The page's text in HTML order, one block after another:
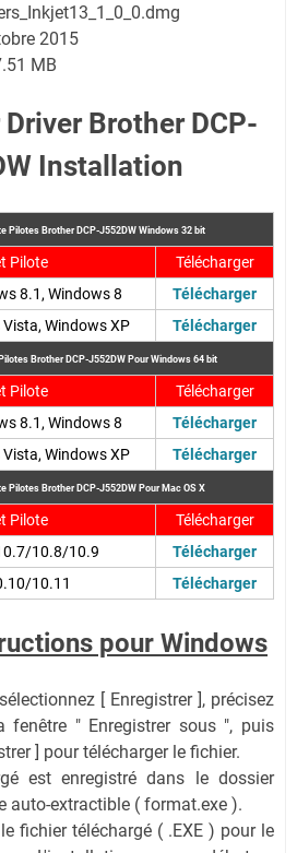
2015
MB
Brother DCP-
Installation
Pilotes Brother DCP-J552DW Windows 32 bit
Pilote
Télécharger
8.1, Windows 8
Télécharger
Windows XP
Télécharger
Brother DCP-J552DW Pour Windows 64 bit
Pilote
Télécharger
8.1, Windows 8
Télécharger
Windows XP
Télécharger
Pilotes Brother DCP-J552DW Pour Mac OS X
Pilote
Télécharger
10.8/10.9
Télécharger
10.11
Télécharger
pour Windows
[ Enregistrer ], précisez
fenêtre " Enregistrer sous ", puis
] pour télécharger le fichier.
est enregistré dans le dossier
auto-extractible ( format.exe ).
fichier téléchargé ( .EXE ) pour le